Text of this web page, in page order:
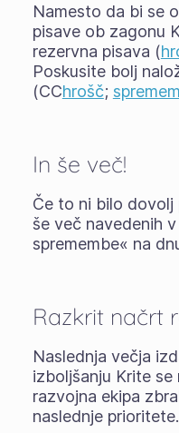
Namesto da bi se
pisave ob zagonu
rezervna pisava (
Poskusite bolj
(CChrošč;
In še več!
Če to ni bilo dovolj
še več navedenih
spremembe« na
Razkrit načrt
Naslednja večja
izboljšanju Krite
razvojna ekipa
naslednje prioritete.